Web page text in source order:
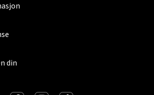
din
7 - 9, 0485 Oslo
19